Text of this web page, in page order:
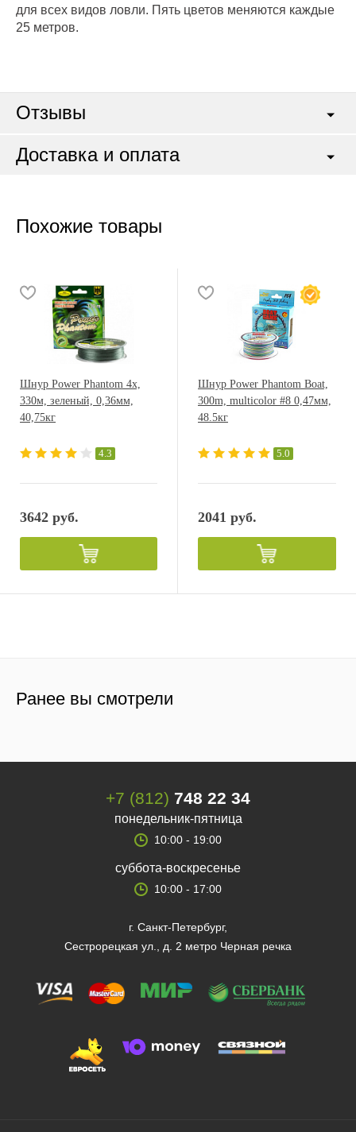
для всех видов ловли. Пять цветов меняются каждые
25 метров.
Отзывы
Доставка и оплата
Похожие товары
Шнур Power Phantom 4x,
330м, зеленый, 0,36мм,
40,75кг
4.3
3642 руб.
Шнур Power Phantom Boat,
300m, multicolor #8 0,47мм,
48.5кг
5.0
2041 руб.
Ранее вы смотрели
+7 (812) 748 22 34
понедельник-пятница
10:00 - 19:00
суббота-воскресенье
10:00 - 17:00
г. Санкт-Петербург,
Сестрорецкая ул., д. 2 метро Черная речка